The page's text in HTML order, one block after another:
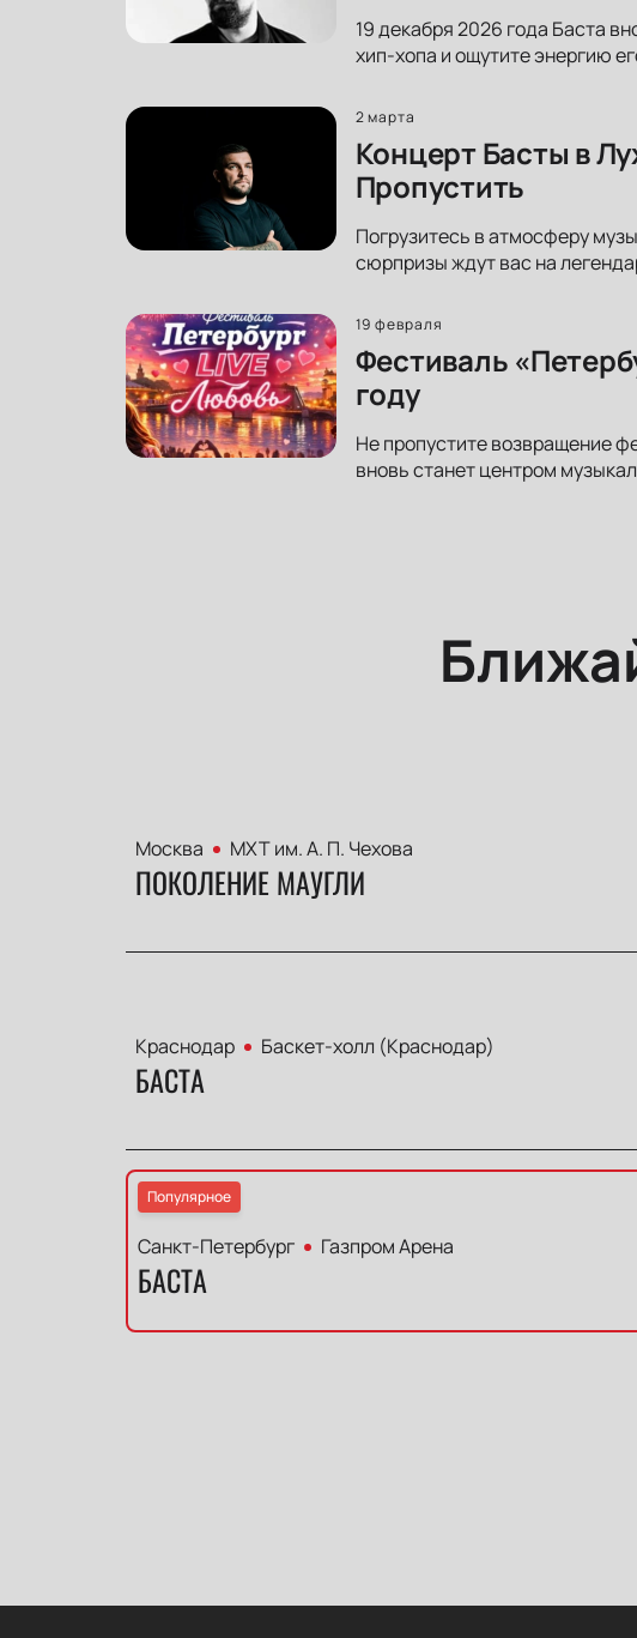
19 декабря 2026 года Баста
хип-хопа и ощутите энергию
2 марта
Концерт Басты в
Пропустить
Погрузитесь в атмосферу
сюрпризы ждут вас на
19 февраля
Фестиваль
году
Не пропустите возвращение
вновь станет центром
Москва МХТ им. А. П. Чехова
ПОКОЛЕНИЕ МАУГЛИ
Краснодар Баскет-холл (Краснодар)
БАСТА
Популярное
Санкт-Петербург Газпром Арена
БАСТА